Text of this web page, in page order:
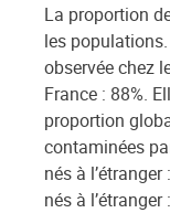
La proportion
les
observée chez
France : 88%.
proportion
contaminées
nés à
nés à l’étranger